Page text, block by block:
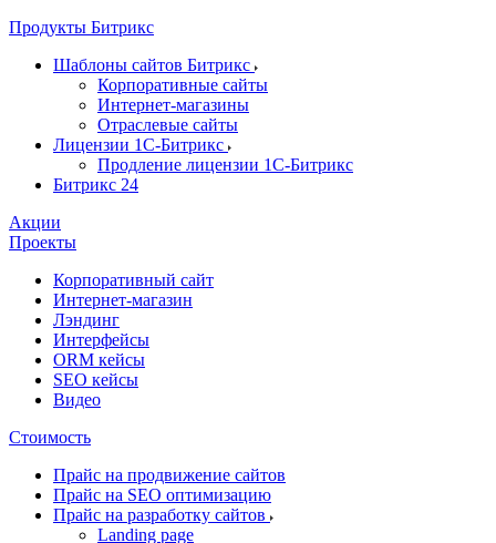
Продукты Битрикс
Шаблоны сайтов Битрикс
Корпоративные сайты
Интернет-магазины
Отраслевые сайты
Лицензии 1С-Битрикс
Продление лицензии 1С-Битрикс
Битрикс 24
Акции
Проекты
Корпоративный сайт
Интернет-магазин
Лэндинг
Интерфейсы
ORM кейсы
SEO кейсы
Видео
Стоимость
Прайс на продвижение сайтов
Прайс на SEO оптимизацию
Прайс на разработку сайтов
Landing page